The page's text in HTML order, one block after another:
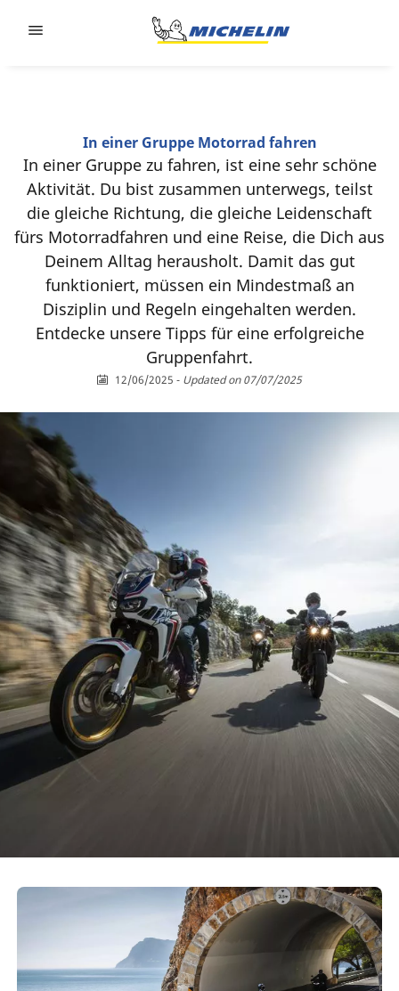
In einer Gruppe Motorrad fahren
In einer Gruppe zu fahren, ist eine sehr schöne
Aktivität. Du bist zusammen unterwegs, teilst
die gleiche Richtung, die gleiche Leidenschaft
fürs Motorradfahren und eine Reise, die Dich aus
Deinem Alltag herausholt. Damit das gut
funktioniert, müssen ein Mindestmaß an
Disziplin und Regeln eingehalten werden.
Entdecke unsere Tipps für eine erfolgreiche
Gruppenfahrt.
12/06/2025 - Updated on 07/07/2025